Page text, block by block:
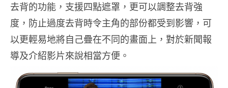
去背的功能，支援四點遮罩，更可以調整去背強
度，防止過度去背時令主角的部份都受到影響，可
以更輕易地將自己疊在不同的畫面上，對於新聞報
導及介紹影片來說相當方便。